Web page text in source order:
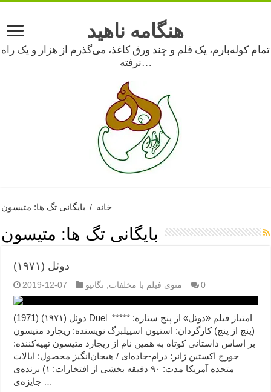
هنگامه ناهید
تمام کوله‌بارم، یک قلم و چند ورق کاغذ، می‌گذرم از هزار و یک راه
نرفته…
خانه / بایگانی تگ ها: متیسون
بایگانی تگ ها: متیسون
دوئل (۱۹۷۱)
2019-12-07 منوی فیلم با مخلفات نگاتیو 0
دوئل (۱۹۷۱) (1971) Duel امتیاز فیلم «دوئل» از پنج ستاره: *****
(پنج از پنج) کارگردان: استیون اسپیلبرگ نویسنده: ریچارد متیسون
بر اساس داستانی کوتاه به همین نام از ریچارد متیسون تهیه‌کننده:
جورج اکستین ژانر: درام-جاده‌ای / هیجان‌انگیز محصول: ایالات
متحده آمریکا مدت: ۹۰ دقیقه بخشی از افتخارات: ۱) برنده‌ی
جایزه‌ی …